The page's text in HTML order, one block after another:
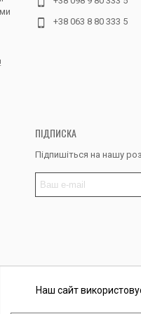
+38 063 8 80 333 5
ПІДПИСКА
Підпишіться на нашу
Дякую за
Наш сайт